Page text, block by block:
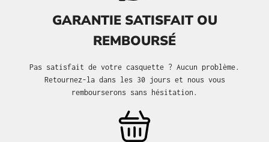
GARANTIE SATISFAIT OU
REMBOURSÉ
Pas satisfait de votre casquette ? Aucun problème.
Retournez-la dans les 30 jours et nous vous
rembourserons sans hésitation.